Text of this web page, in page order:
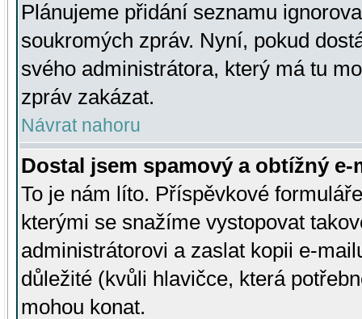
Plánujeme přidání seznamu
soukromých zpráv. Nyní, pokud
svého administrátora, který má tu
zpráv zakázat.
Návrat nahoru
Dostal jsem spamový a obtížný
To je nám líto. Příspěvkové
kterými se snažíme vystopovat
administrátorovi a zaslat kopii e-
důležité (kvůli hlavičce, která
mohou konat.